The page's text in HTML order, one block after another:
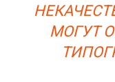
МОГУТ